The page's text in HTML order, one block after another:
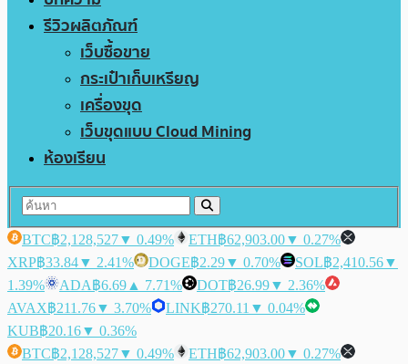
รีวิวผลิตภัณฑ์
เว็บซื้อขาย
กระเป๋าเก็บเหรียญ
เครื่องขุด
เว็บขุดแบบ Cloud Mining
ห้องเรียน
BTC฿2,128,527▼ 0.49% ETH฿62,903.00▼ 0.27%
XRP฿33.84▼ 2.41% DOGE฿2.29▼ 0.70% SOL฿2,410.56▼
1.39%
ADA฿6.69 ▲ 7.71% DOT฿26.99▼ 2.36%
AVAX฿211.76▼ 3.70% LINK฿270.11 ▼ 0.04%
KUB฿20.16▼ 0.36%
BTC฿2,128,527▼ 0.49% ETH฿62,903.00▼ 0.27%